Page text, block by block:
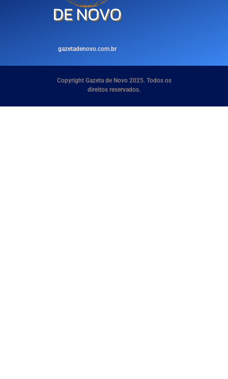
gazetadenovo.com.br
Copyright Gazeta de Novo 2025. Todos os
direitos reservados.